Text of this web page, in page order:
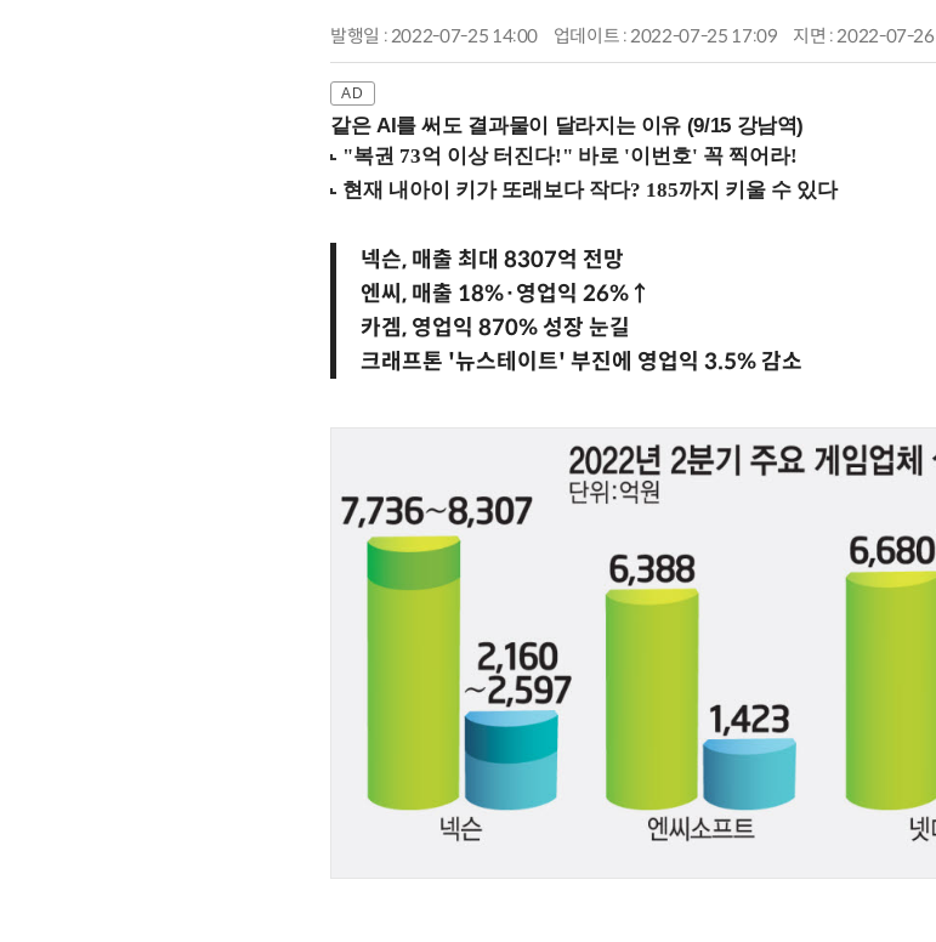
발행일 : 2022-07-25 14:00 업데이트 : 2022-07-25 17:09 지면 :2022-07-26
같은 AI를 써도 결과물이 달라지는 이유 (9/15 강남역)
넥슨, 매출 최대 8307억 전망
엔씨, 매출 18%·영업익 26%↑
카겜, 영업익 870% 성장 눈길
크래프톤 '뉴스테이트' 부진에 영업익 3.5% 감소